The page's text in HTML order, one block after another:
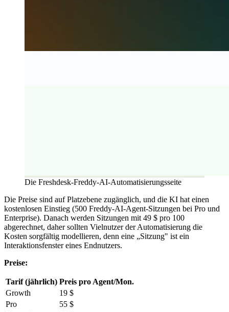
Die Freshdesk-Freddy-AI-Automatisierungsseite
Die Preise sind auf Platzebene zugänglich, und die KI hat einen
kostenlosen Einstieg (500 Freddy-AI-Agent-Sitzungen bei Pro und
Enterprise). Danach werden Sitzungen mit 49 $ pro 100
abgerechnet, daher sollten Vielnutzer der Automatisierung die
Kosten sorgfältig modellieren, denn eine „Sitzung" ist ein
Interaktionsfenster eines Endnutzers.
Preise:
Tarif (jährlich) Preis pro Agent/Mon.
Growth
19 $
Pro
55 $